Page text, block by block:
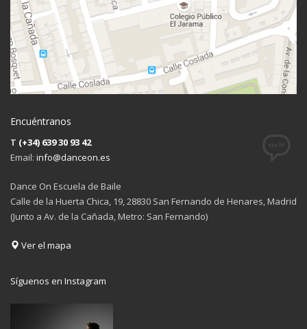
Encuéntranos
T (+34) 639 30 93 42
Email: info@danceon.es
Dance On Escuela de Baile
Calle de la Huerta Chica, 19, 28830 San Fernando de Henares, Madrid
(Junto a Av. de la Cañada, Metro: San Fernando)
Ver el mapa
Síguenos en Instagram